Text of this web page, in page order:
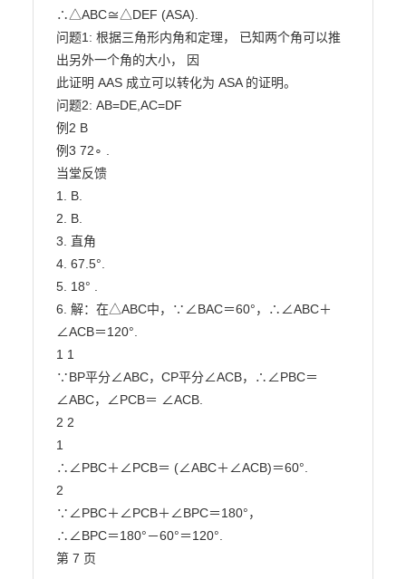
∴△ABC≅△DEF (ASA).
问题1: 根据三角形内角和定理， 已知两个角可以推
出另外一个角的大小， 因
此证明 AAS 成立可以转化为 ASA 的证明。
问题2: AB=DE,AC=DF
例2 B
例3 72∘ .
当堂反馈
1. B.
2. B.
3. 直角
4. 67.5°.
5. 18° .
6. 解：在△ABC中，∵∠BAC＝60°，∴∠ABC＋
∠ACB＝120°.
1 1
∵BP平分∠ABC，CP平分∠ACB，∴∠PBC＝
∠ABC，∠PCB＝ ∠ACB.
2 2
1
∴∠PBC＋∠PCB＝ (∠ABC＋∠ACB)＝60°.
2
∵∠PBC＋∠PCB＋∠BPC＝180°，
∴∠BPC＝180°－60°＝120°.
第 7 页